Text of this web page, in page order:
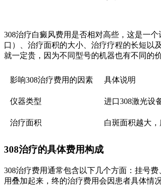
308治疗白癜风费用是否相对高些，这是一
口）、治疗面积的大小、治疗疗程的长短以
就一定贵，因为不同型号的机器也有不同的
影响308治疗费用的因素 具体说明
仪器类型 进口308激光设
治疗面积 白斑面积越大
308治疗的具体费用构成
308治疗费用通常包含以下几个方面：挂号
用叠加起来，终的治疗费用会因患者具体情